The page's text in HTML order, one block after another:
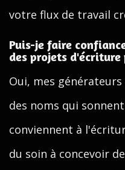
votre flux de travail
Puis-je faire
des projets d'écriture
Oui, mes
des noms qui
conviennent à
du soin à concevoir